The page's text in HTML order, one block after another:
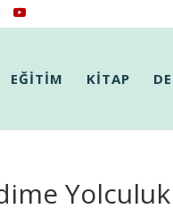
EĞİTİM KİTAP